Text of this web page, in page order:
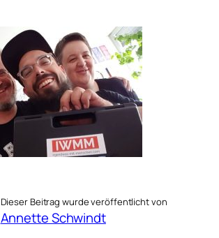
Dieser Beitrag wurde veröffentlicht von
Annette Schwindt